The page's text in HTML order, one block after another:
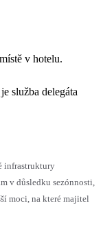
v hotelu.
služba delegáta
infrastruktury
v důsledku sezónnosti,
moci, na které majitel